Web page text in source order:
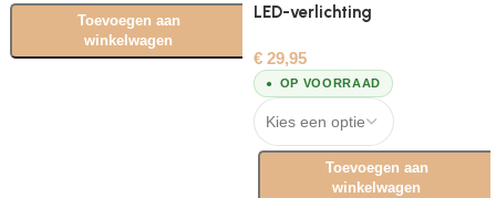
Toevoegen aan
winkelwagen
LED-verlichting
€ 29,95
OP VOORRAAD
Toevoegen aan
winkelwagen